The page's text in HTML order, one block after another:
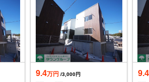
9.4万円 /3,000円
9.4